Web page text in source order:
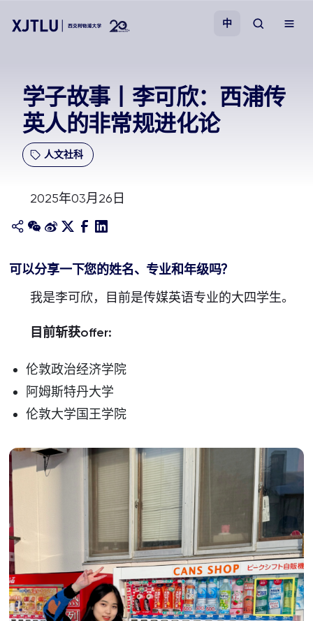
招生
科研
学院
中
学子故事丨李可欣：西浦传
英人的非常规进化论
人文社科
2025年03月26日
可以分享一下您的姓名、专业和年级吗？
我是李可欣，目前是传媒英语专业的大四学生。
目前斩获offer:
伦敦政治经济学院
阿姆斯特丹大学
伦敦大学国王学院